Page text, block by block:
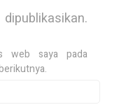
web saya pada